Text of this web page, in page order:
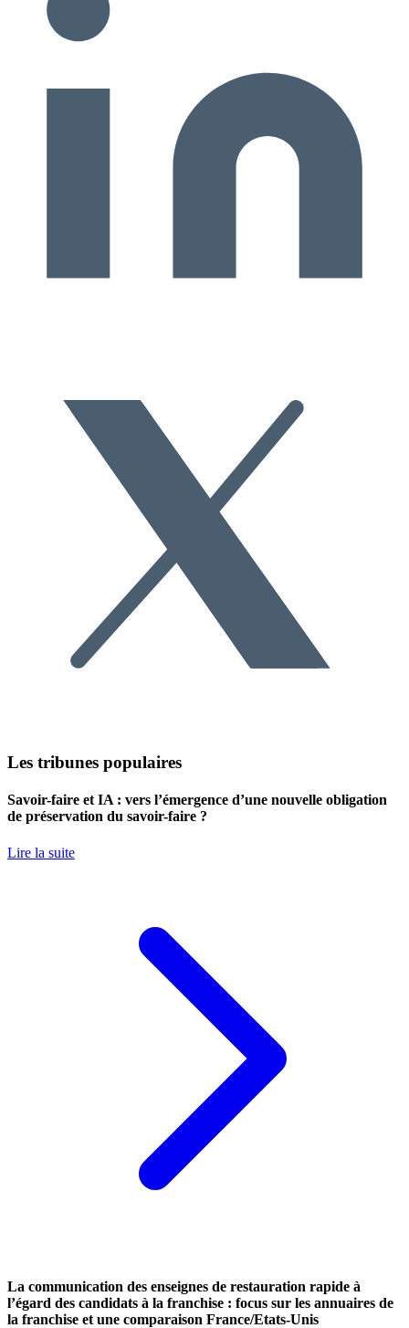
Les tribunes populaires
Savoir-faire et IA : vers l’émergence d’une nouvelle obligation
de préservation du savoir-faire ?
Lire la suite
La communication des enseignes de restauration rapide à
l’égard des candidats à la franchise : focus sur les annuaires de
la franchise et une comparaison France/Etats-Unis